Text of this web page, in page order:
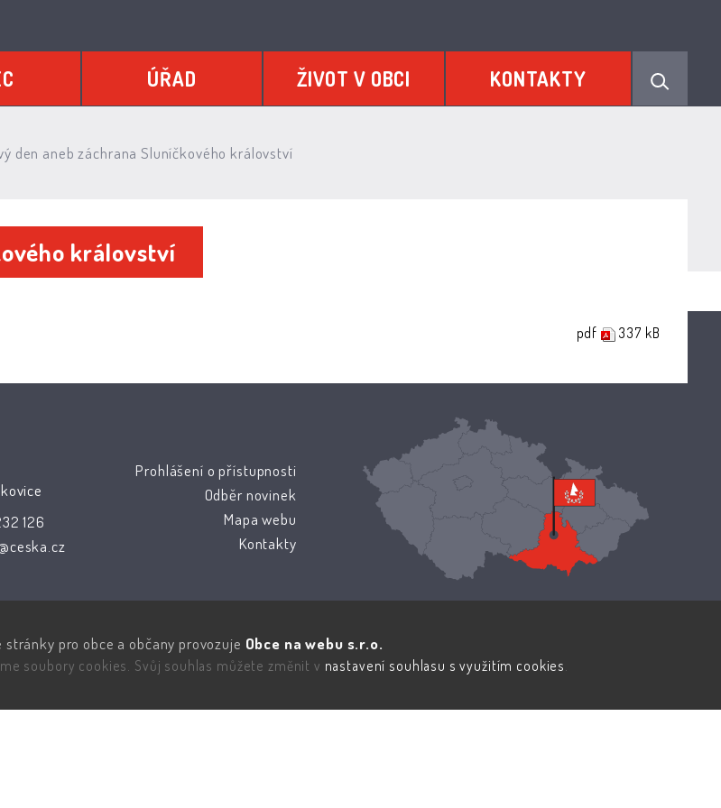
ÚŘAD ŽIVOT V OBCI KONTAKTY
den aneb záchrana Sluníčkového království
království
pdf 337 kB
126
Prohlášení o přístupnosti
Odběr novinek
Mapa webu
Kontakty
stránky pro obce a občany provozuje Obce na webu s.r.o.
soubory cookies. Svůj souhlas můžete změnit v nastavení souhlasu s využitím cookies.